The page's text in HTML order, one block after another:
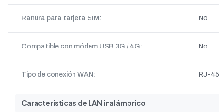
Ranura para tarjeta SIM: No
Compatible con módem USB 3G / 4G: No
Tipo de conexión WAN: RJ-45
Características de LAN inalámbrico